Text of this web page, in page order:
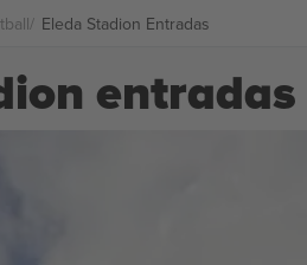
Eleda Stadion Entradas
entradas